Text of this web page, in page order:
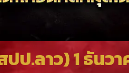
ป.ลาว) 1 ธันว